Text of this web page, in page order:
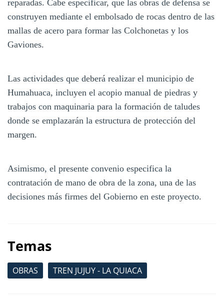
reparadas. Cabe especificar, que las obras de defensa se
construyen mediante el embolsado de rocas dentro de las
mallas de acero para formar las Colchonetas y los
Gaviones.
Las actividades que deberá realizar el municipio de
Humahuaca, incluyen el acopio manual de piedras y
trabajos con maquinaria para la formación de taludes
donde se emplazarán la estructura de protección del
margen.
Asimismo, el presente convenio especifica la
contratación de mano de obra de la zona, una de las
decisiones más firmes del Gobierno en este proyecto.
Temas
OBRAS TREN JUJUY - LA QUIACA